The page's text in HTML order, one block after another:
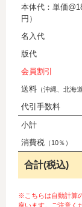
本体代：単価
円）
名入代
版代
会員割引
送料 （沖縄、北海
代引手数料
小計
消費税 （10％）
合計(税込)
※こちらは自動計算
座います。ご注意く